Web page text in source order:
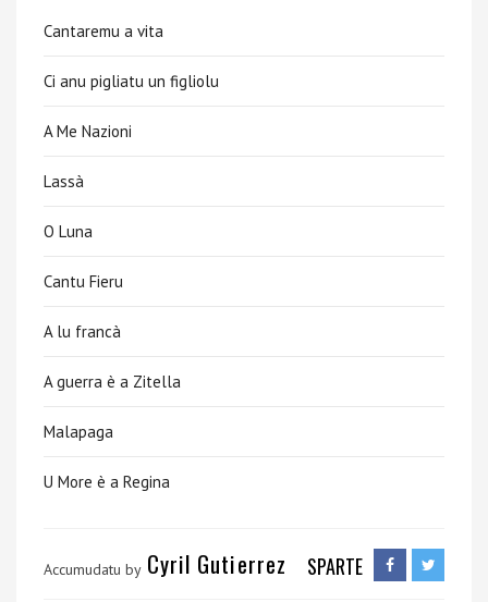
Cantaremu a vita
Ci anu pigliatu un figliolu
A Me Nazioni
Lassà
O Luna
Cantu Fieru
A lu francà
A guerra è a Zitella
Malapaga
U More è a Regina
Accumudatu by Cyril Gutierrez SPARTE